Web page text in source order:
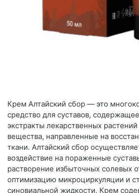
Крем Алтайский сбор — это
средство для суставов,
экстракты лекарственных
вещества, направленные на
ткани. Алтайский сбор
воздействие на пораженные
растворение избыточных солевых
оптимизацию микроциркуляции и
синовиальной жидкости. Крем